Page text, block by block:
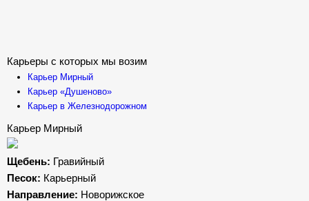
Карьеры с которых мы возим
Карьер Мирный
Карьер «Душеново»
Карьер в Железнодорожном
Карьер Мирный
Щебень: Гравийный
Песок: Карьерный
Направление: Новорижское